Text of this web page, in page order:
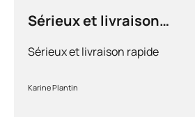
Sérieux et livraison
Sérieux et livraison rapide
Karine Plantin